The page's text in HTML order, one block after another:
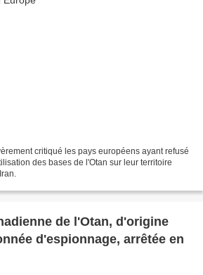
critiqué les pays européens ayant refusé
des bases de l'Otan sur leur territoire
de l'Otan, d'origine
d'espionnage, arrêtée en